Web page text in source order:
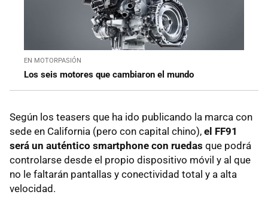
EN MOTORPASIÓN
Los seis motores que cambiaron el mundo
Según los teasers que ha ido publicando la marca con
sede en California (pero con capital chino), el FF91
será un auténtico smartphone con ruedas que podrá
controlarse desde el propio dispositivo móvil y al que
no le faltarán pantallas y conectividad total y a alta
velocidad.